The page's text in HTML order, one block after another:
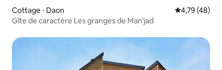
Cottage ⋅ Daon Évaluation
4,79 (48)
Gîte de caractère Les granges de Man'jad